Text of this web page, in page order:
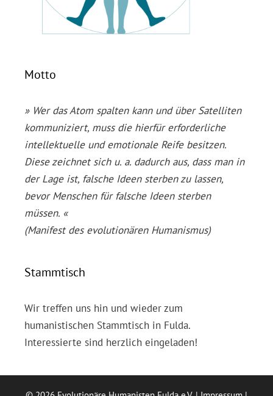
Motto
» Wer das Atom spalten kann und über Satelliten
kommuniziert, muss die hierfür erforderliche
intellektuelle und emotionale Reife besitzen.
Diese zeichnet sich u. a. dadurch aus, dass man in
der Lage ist, falsche Ideen sterben zu lassen,
bevor Menschen für falsche Ideen sterben
müssen. «
(Manifest des evolutionären Humanismus)
Stammtisch
Wir treffen uns hin und wieder zum
humanistischen Stammtisch in Fulda.
Interessierte sind herzlich eingeladen!